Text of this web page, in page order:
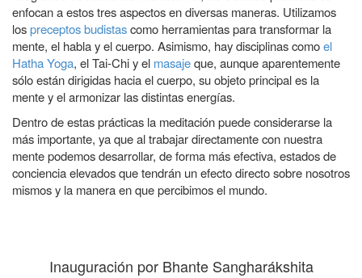
enfocan a estos tres aspectos en diversas maneras. Utilizamos
lospreceptos budistascomo herramientas para transformar la
mente, el habla y el cuerpo. Asimismo, hay disciplinas comoel
Hatha Yoga, el Tai-Chi y el masajeque, aunque aparentemente
sólo están dirigidas hacia el cuerpo, su objeto principal es la
mente y el armonizar las distintas energías.
Dentro de estas prácticas la meditación puede considerarse la
más importante, ya que al trabajar directamente con nuestra
mente podemos desarrollar, de forma más efectiva, estados de
conciencia elevados que tendrán un efecto directo sobre nosotros
mismos y la manera en que percibimos el mundo.
Inauguración por Bhante Sangharákshita